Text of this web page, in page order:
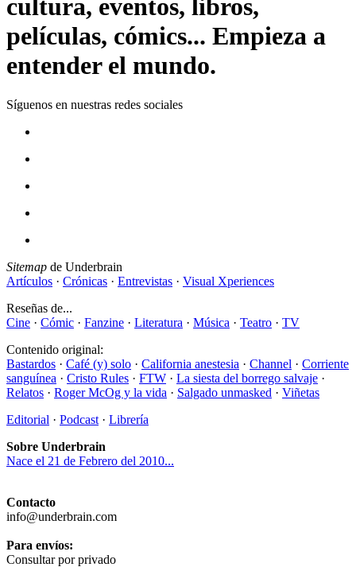
cultura, eventos, libros,
películas, cómics... Empieza a
entender el mundo.
Síguenos en nuestras redes sociales
Sitemap de Underbrain
Artículos · Crónicas · Entrevistas · Visual Xperiences
Reseñas de...
Cine · Cómic · Fanzine · Literatura · Música · Teatro · TV
Contenido original:
Bastardos · Café (y) solo · California anestesia · Channel · Corriente
sanguínea · Cristo Rules · FTW · La siesta del borrego salvaje ·
Relatos · Roger McOg y la vida · Salgado unmasked · Viñetas
Editorial · Podcast · Librería
Sobre Underbrain
Nace el 21 de Febrero del 2010...
Contacto
info@underbrain.com
Para envíos:
Consultar por privado